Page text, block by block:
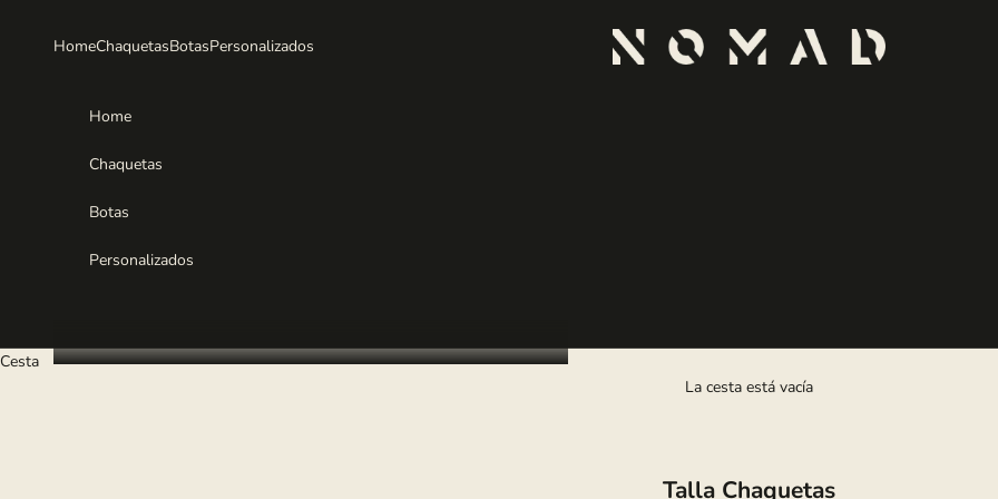
Delirio
HomeChaquetasBotasPersonalizados
Home
Chaquetas
Botas
Personalizados
Cesta
La cesta está vacía
Talla Chaquetas